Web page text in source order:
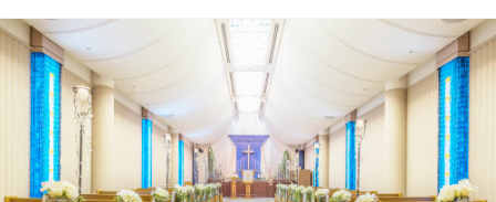
いを込めた、おふたりだけの特別メニューのご提案も可能です。